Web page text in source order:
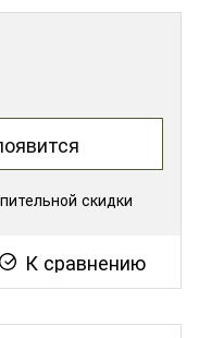
скидки
К сравнению